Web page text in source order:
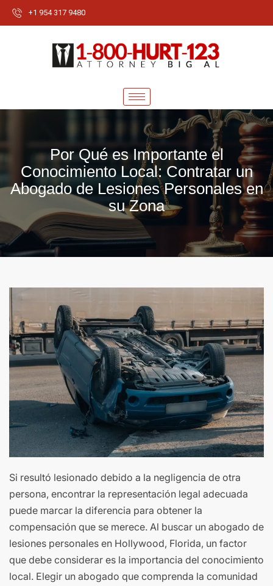
+1 954 317 9480
Por Qué es Importante el
Conocimiento Local: Contratar un
Abogado de Lesiones Personales en
su Zona
Si resultó lesionado debido a la negligencia de otra
persona, encontrar la representación legal adecuada
puede marcar la diferencia para obtener la
compensación que se merece. Al buscar un abogado de
lesiones personales en Hollywood, Florida, un factor
que debe considerar es la importancia del conocimiento
local. Elegir un abogado que comprenda la comunidad